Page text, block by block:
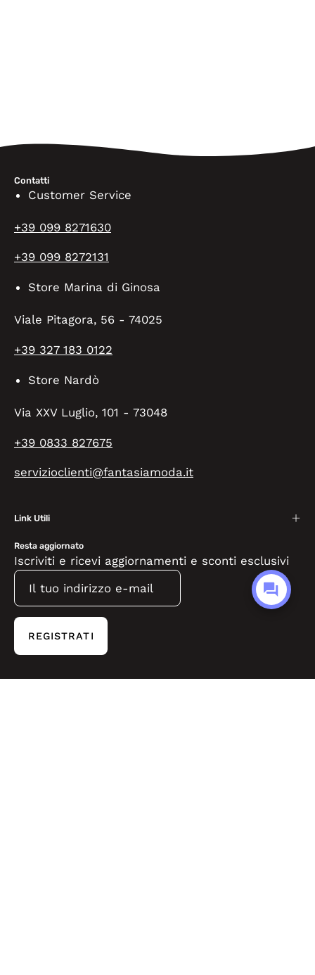
Contatti
Customer Service
+39 099 8271630
+39 099 8272131
Store Marina di Ginosa
Viale Pitagora, 56 - 74025
+39 327 183 0122
Store Nardò
Via XXV Luglio, 101 - 73048
+39 0833 827675
servizioclienti@fantasiamoda.it
Link Utili
Resta aggiornato
Iscriviti e ricevi aggiornamenti e sconti esclusivi
REGISTRATI